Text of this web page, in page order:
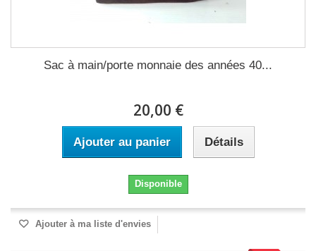
Sac à main/porte monnaie des années 40...
20,00 €
Ajouter au panier Détails
Disponible
Ajouter à ma liste d'envies